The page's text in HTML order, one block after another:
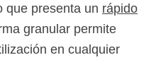
que presenta un rápido
granular permite
en cualquier